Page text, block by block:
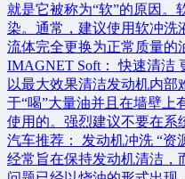
就是它被称为“软”的原因。
染。通常，建议使用软冲洗
流体完全更换为正常质量的
IMAGNET Soft： 快速清洁
以最大效果清洁发动机内
于“喝”大量油并且在墙壁上
使用的。强烈建议不要在系
汽车推荐： 发动机冲洗 “资
经常旨在保持发动机清洁，